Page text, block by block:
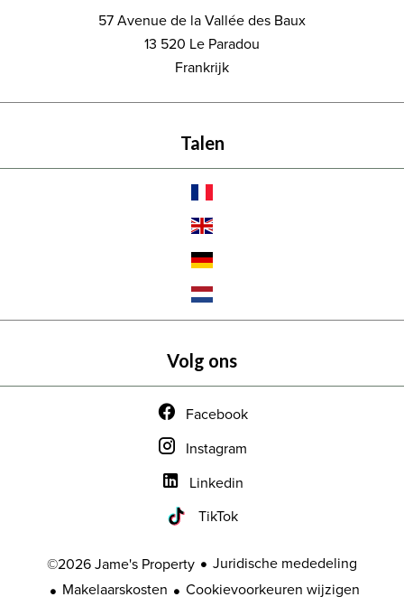
57 Avenue de la Vallée des Baux
13 520 Le Paradou
Frankrijk
Talen
Volg ons
Facebook
Instagram
Linkedin
TikTok
©2026 Jame's Property
Juridische mededeling
Makelaarskosten
Cookievoorkeuren wijzigen